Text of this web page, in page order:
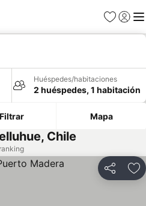
Favoritos
Iniciar
Huéspedes/habitaciones
2 huéspedes, 1 habitación
Filtrar Mapa
Chile
Compartir